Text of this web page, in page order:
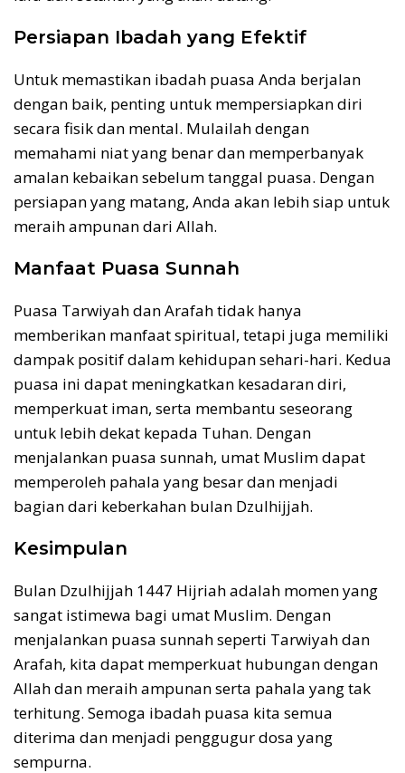
Persiapan Ibadah yang Efektif
Untuk memastikan ibadah puasa Anda berjalan
dengan baik, penting untuk mempersiapkan diri
secara fisik dan mental. Mulailah dengan
memahami niat yang benar dan memperbanyak
amalan kebaikan sebelum tanggal puasa. Dengan
persiapan yang matang, Anda akan lebih siap untuk
meraih ampunan dari Allah.
Manfaat Puasa Sunnah
Puasa Tarwiyah dan Arafah tidak hanya
memberikan manfaat spiritual, tetapi juga memiliki
dampak positif dalam kehidupan sehari-hari. Kedua
puasa ini dapat meningkatkan kesadaran diri,
memperkuat iman, serta membantu seseorang
untuk lebih dekat kepada Tuhan. Dengan
menjalankan puasa sunnah, umat Muslim dapat
memperoleh pahala yang besar dan menjadi
bagian dari keberkahan bulan Dzulhijjah.
Kesimpulan
Bulan Dzulhijjah 1447 Hijriah adalah momen yang
sangat istimewa bagi umat Muslim. Dengan
menjalankan puasa sunnah seperti Tarwiyah dan
Arafah, kita dapat memperkuat hubungan dengan
Allah dan meraih ampunan serta pahala yang tak
terhitung. Semoga ibadah puasa kita semua
diterima dan menjadi penggugur dosa yang
sempurna.